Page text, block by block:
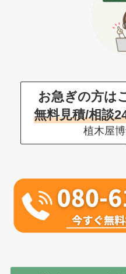
お急ぎの方は
無料見積/相談
植木屋